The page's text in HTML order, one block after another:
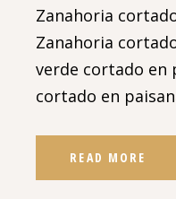
Zanahoria
Zanahoria
verde cortado en
cortado en
READ MORE